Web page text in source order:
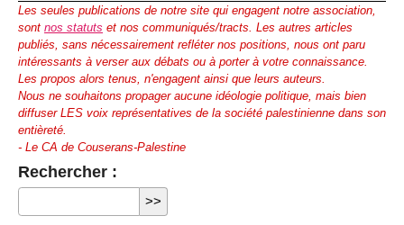
Les seules publications de notre site qui engagent notre association,
sont nos statuts et nos communiqués/tracts. Les autres articles
publiés, sans nécessairement refléter nos positions, nous ont paru
intéressants à verser aux débats ou à porter à votre connaissance.
Les propos alors tenus, n'engagent ainsi que leurs auteurs.
Nous ne souhaitons propager aucune idéologie politique, mais bien
diffuser LES voix représentatives de la société palestinienne dans son
entièreté.
- Le CA de Couserans-Palestine
Rechercher :